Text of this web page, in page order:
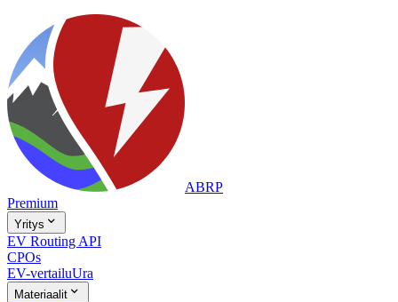
ABRP
Premium
Yritys 
EV Routing API
CPOs
EV-vertailuUra
Materiaalit 